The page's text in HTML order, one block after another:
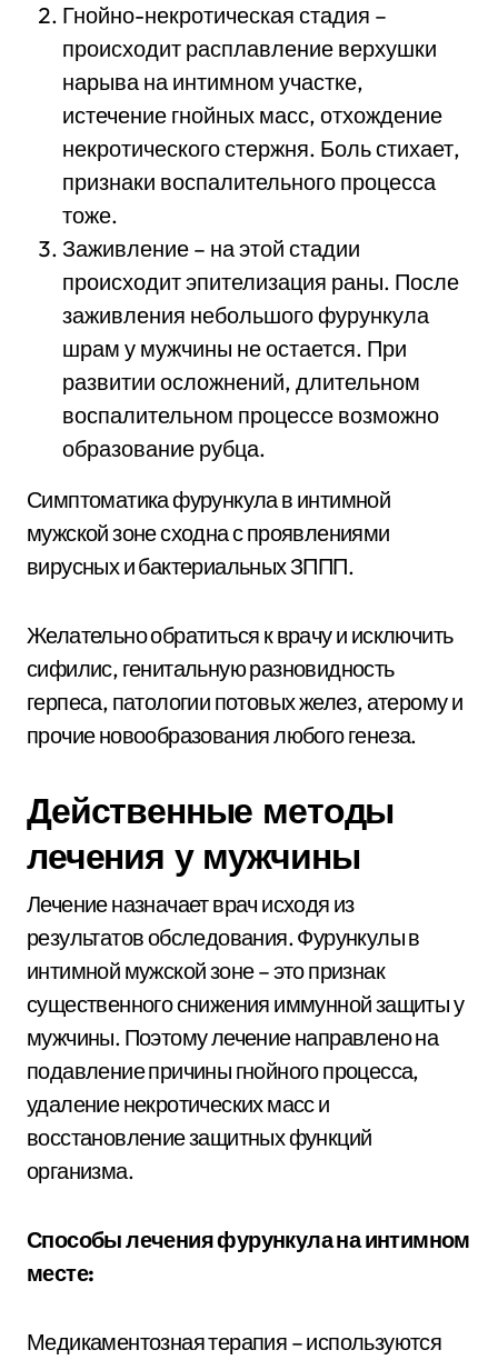
Гнойно-некротическая стадия –
происходит расплавление верхушки
нарыва на интимном участке,
истечение гнойных масс, отхождение
некротического стержня. Боль стихает,
признаки воспалительного процесса
тоже.
Заживление – на этой стадии
происходит эпителизация раны. После
заживления небольшого фурункула
шрам у мужчины не остается. При
развитии осложнений, длительном
воспалительном процессе возможно
образование рубца.
Симптоматика фурункула в интимной
мужской зоне сходна с проявлениями
вирусных и бактериальных ЗППП.
Желательно обратиться к врачу и исключить
сифилис, генитальную разновидность
герпеса, патологии потовых желез, атерому и
прочие новообразования любого генеза.
Действенные методы
лечения у мужчины
Лечение назначает врач исходя из
результатов обследования. Фурункулы в
интимной мужской зоне – это признак
существенного снижения иммунной защиты у
мужчины. Поэтому лечение направлено на
подавление причины гнойного процесса,
удаление некротических масс и
восстановление защитных функций
организма.
Способы лечения фурункула на интимном
месте:
Медикаментозная терапия – используются